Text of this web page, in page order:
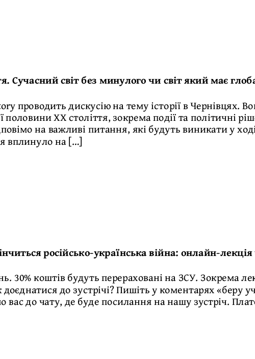
Сучасний світ без минулого чи світ який має
проводить дискусію на тему історії в Чернівцях.
ХХ століття, зокрема події та політичні
на важливі питання, які будуть виникати у
вплинуло на […]
російсько-українська війна: онлайн-
30% коштів будуть перераховані на ЗСУ. Зокрема
до зустрічі? Пишіть у коментарях «беру
вас до чату, де буде посилання на нашу зустріч.